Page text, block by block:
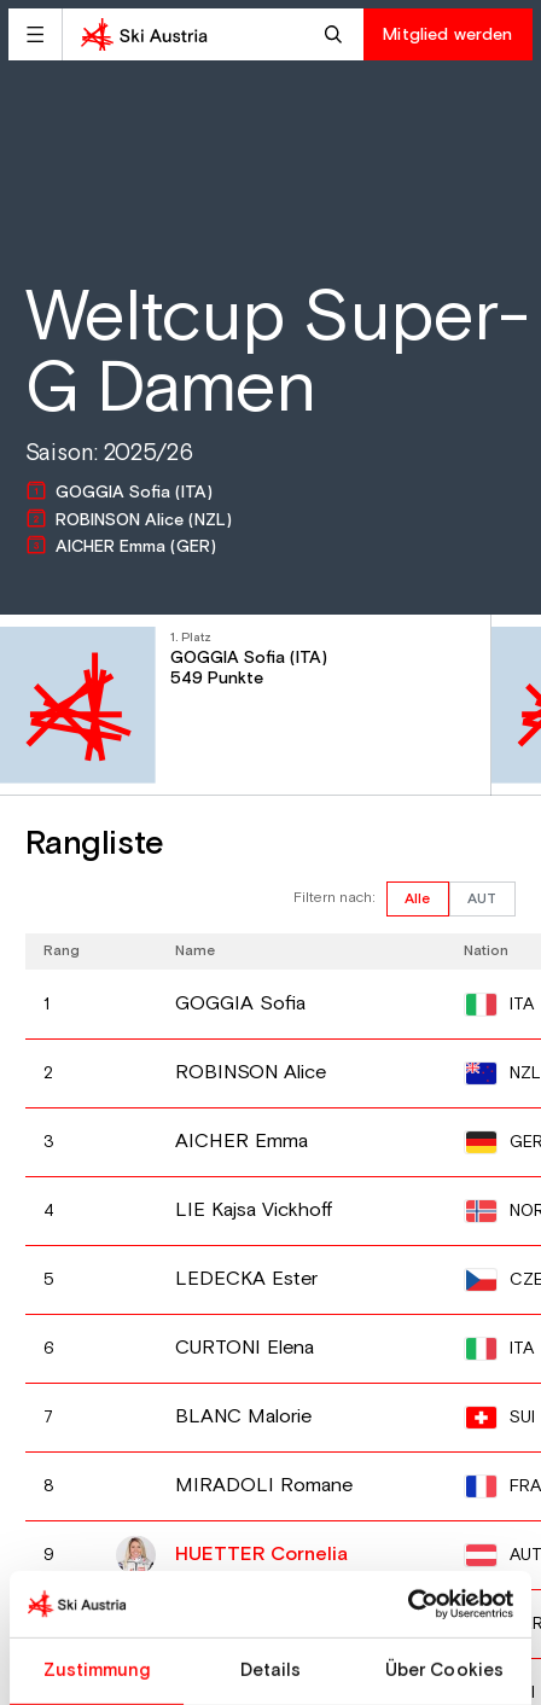
Zustimmung Details Über Cookies
Mitglied werden
Weltcup Super-
G Damen
Saison: 2025/26
GOGGIA Sofia (ITA)
ROBINSON Alice (NZL)
AICHER Emma (GER)
1. Platz
GOGGIA Sofia (ITA)
549 Punkte
Rangliste
Filtern nach: Alle AUT
Rang Name Nation
1 GOGGIA Sofia ITA
2 ROBINSON Alice NZL
3 AICHER Emma
4 LIE Kajsa Vickhoff
5 LEDECKA Ester
6 CURTONI Elena ITA
7 BLANC Malorie SUI
8 MIRADOLI Romane FRA
9 HUETTER Cornelia AUT
10
SUI